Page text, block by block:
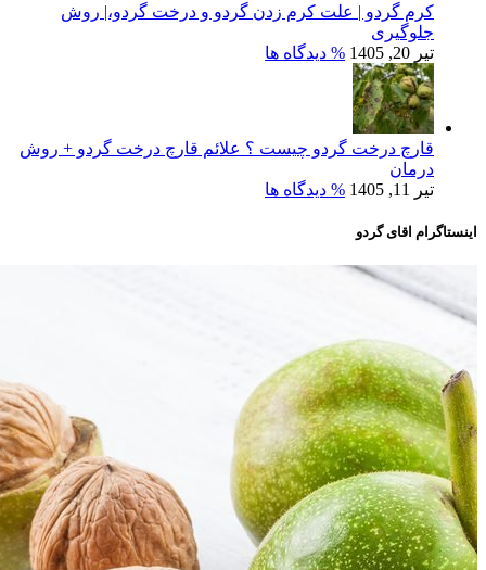
کرم گردو | علت کرم زدن گردو و درخت گردو،| روش
جلوگیری
تیر 20, 1405
% دیدگاه ها
قارچ درخت گردو چیست ؟ علائم قارچ درخت گردو + روش
درمان
تیر 11, 1405
% دیدگاه ها
اینستاگرام اقای گردو